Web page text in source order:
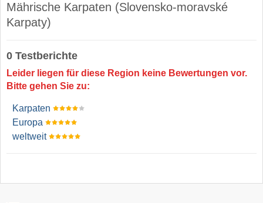
Mährische Karpaten (Slovensko-moravské
Karpaty)
0 Testberichte
Leider liegen für diese Region keine Bewertungen vor.
Bitte gehen Sie zu:
Karpaten
Europa
weltweit